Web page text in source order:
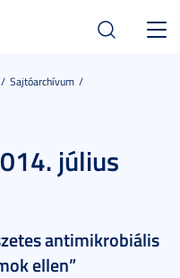
Sajtóarchívum
július
antimikrobiális
ellen”